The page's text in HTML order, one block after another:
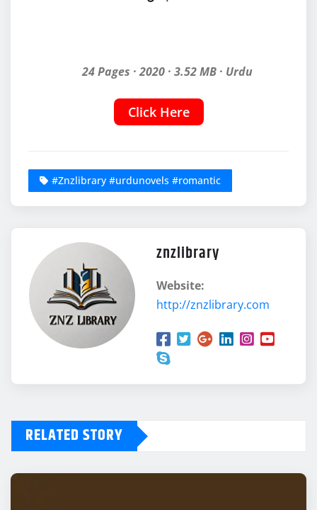
24 Pages · 2020 · 3.52 MB · Urdu
Click Here
#Znzlibrary #urdunovels #romantic
znzlibrary
Website:
http://znzlibrary.com
RELATED STORY